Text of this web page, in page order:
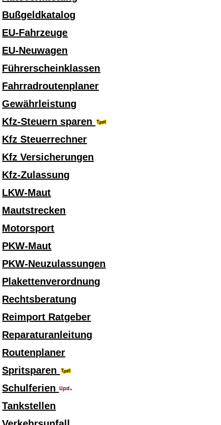
Bußgeldkatalog
EU-Fahrzeuge
EU-Neuwagen
Führerscheinklassen
Fahrradroutenplaner
Gewährleistung
Kfz-Steuern sparen
Kfz Steuerrechner
Kfz Versicherungen
Kfz-Zulassung
LKW-Maut
Mautstrecken
Motorsport
PKW-Maut
PKW-Neuzulassungen
Plakettenverordnung
Rechtsberatung
Reimport Ratgeber
Reparaturanleitung
Routenplaner
Spritsparen
Schulferien
Tankstellen